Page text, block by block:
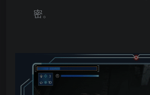
密。